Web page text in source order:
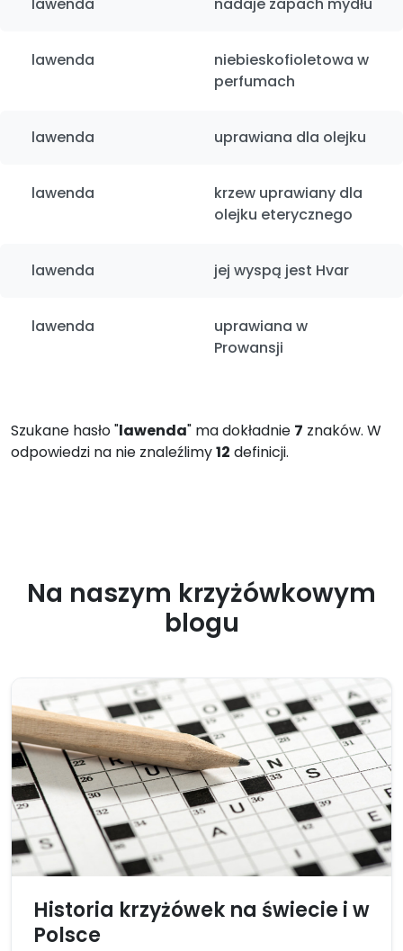
lawenda
niebieskofioletowa w
perfumach
lawenda uprawiana dla olejku
lawenda
krzew uprawiany dla
olejku eterycznego
lawenda jej wyspą jest Hvar
lawenda
uprawiana w
Prowansji
Szukane hasło "lawenda" ma dokładnie 7 znaków. W
odpowiedzi na nie znaleźlimy12 definicji.
Na naszym krzyżówkowym
blogu
Historia krzyżówek na świecie i w
Polsce